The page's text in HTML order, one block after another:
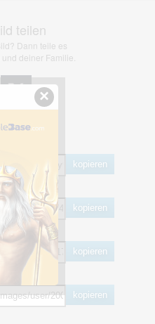
teilen
Dann teile es
deiner Familie.
Links
kopieren
kopieren
kopieren
kopieren
×